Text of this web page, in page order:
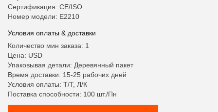
Сертификация: CE/ISO
Номер модели: Е2210
Условия оплаты & доставки
Количество мин заказа: 1
Цена: USD
Упаковывая детали: Деревянный пакет
Время доставки: 15-25 рабочих дней
Условия оплаты: Т/Т, Л/К
Поставка способности: 100 шт./Пн